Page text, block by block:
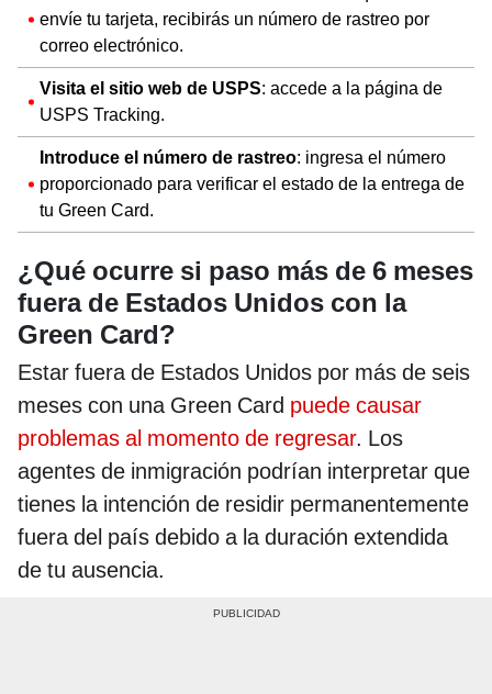
envíe tu tarjeta, recibirás un número de rastreo por
correo electrónico.
Visita el sitio web de USPS: accede a la página de
USPS Tracking.
Introduce el número de rastreo: ingresa el número
proporcionado para verificar el estado de la entrega de
tu Green Card.
¿Qué ocurre si paso más de 6 meses
fuera de Estados Unidos con la
Green Card?
Estar fuera de Estados Unidos por más de seis
meses con una Green Card puede causar
problemas al momento de regresar. Los
agentes de inmigración podrían interpretar que
tienes la intención de residir permanentemente
fuera del país debido a la duración extendida
de tu ausencia.